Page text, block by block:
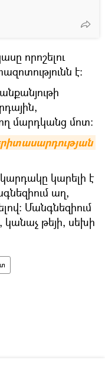
որոշելու
է:
մարդկանց մոտ:
կարելի է
աղ,
Մանգնեզիում
կանաչ թեյի, սեխի